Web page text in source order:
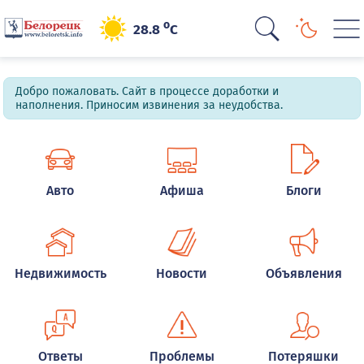
28.8oC
Добро пожаловать. Сайт в процессе доработки и
наполнения. Приносим извинения за неудобства.
Авто Афиша Блоги
Недвижимость Новости Объявления
Ответы Проблемы Потеряшки